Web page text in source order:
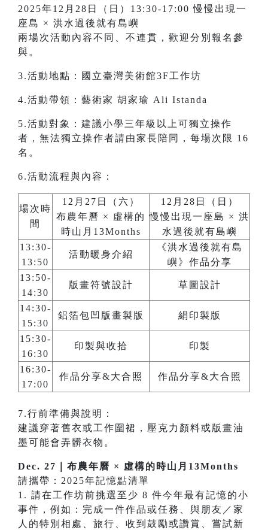
2025年12月28日（日）13:30-17:00 慢慢出現一
座島 × 洪水過後就有島嶼
兩場次活動內容不同、不連貫，歡迎分別報名參
與。
3.活動地點：國立臺灣美術館3F工作坊
4.活動帶領：藝術家 胡家瑜 Ali Istanda
5.活動對象：建議小學三年級以上可獨立操作
者，無法獨立操作者請由家長陪同，每場次限 16
名。
6.活動流程與內容：
場次時
間
12月27日（六）
布農年曆 × 虛構的
時山月13Months
12月28日（日）
慢慢出現一座島 × 洪
水過後就有島嶼
13:30-
13:50
活動暖身介紹
《洪水過後就有島
嶼》作品分享
13:50-
14:30
版畫符號設計 草圖設計
14:30-
15:30
鋁箔包凹版畫製版 絹印製版
15:30-
16:30
印製與收拾 印製
16:30-
17:00
作品分享&大合照 作品分享&大合照
7.行前準備與說明：
建議穿著舊衣或工作圍裙，壓克力顏料或版畫油
墨可能會弄髒衣物。
Dec. 27｜布農年曆 × 虛構的時山月13Months
請攜帶：2025年記憶點清單
1. 請在工作坊前挑選至少 8 件今年最有記憶的小
事件，例如：完成一件作品或任務、與朋友／家
人的特別相處、旅行、收到鼓勵或讚賞、嘗試新